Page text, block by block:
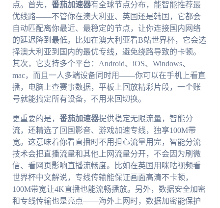
点。首先， 番茄加速器有全球节点分布，能智能推荐最
优线路——不管你在澳大利亚、英国还是韩国，它都会
自动匹配离你最近、最稳定的节点，让你连接国内网络
的延迟降到最低。比如在澳大利亚看B站世界杯，它会选
择澳大利亚到国内的最优专线，避免绕路导致的卡顿。
其次，它支持多个平台：Android、iOS、Windows、
mac，而且一人多端设备同时用——你可以在手机上看直
播，电脑上查赛事数据，平板上回放精彩片段，一个账
号就能搞定所有设备，不用来回切换。
更重要的是， 番茄加速器提供稳定无限流量，智能分
流，还精选了回国影音、游戏加速专线，独享100M带
宽。这意味着你看直播时不用担心流量用完，智能分流
技术会把直播流量和其他上网流量分开，不会因为刷微
信、看网页影响直播流畅度。比如在英国用咪咕视频看
世界杯中文解说，专线传输能保证画面高清不卡顿，
100M带宽让4K直播也能流畅播放。另外，数据安全加密
和专线传输也是亮点——海外上网时，数据加密能保护